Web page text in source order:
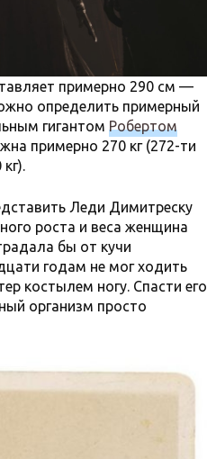
примерно 290 см —
определить примерный
гигантом Робертом
примерно 270 кг (272-ти
Леди Димитреску
роста и веса женщина
бы от кучи
годам не мог ходить
костылем ногу. Спасти его
организм просто